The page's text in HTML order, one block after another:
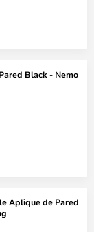
Black - Nemo
Aplique de Pared